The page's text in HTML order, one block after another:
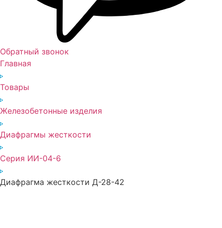
Обратный звонок
Главная
Товары
Железобетонные изделия
Диафрагмы жесткости
Серия ИИ-04-6
Диафрагма жесткости Д-28-42